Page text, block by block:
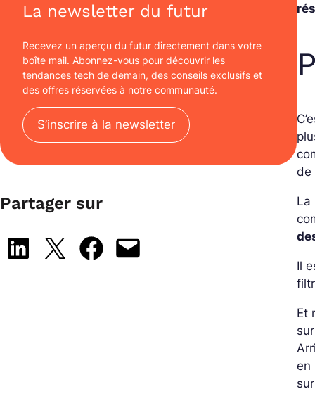
La newsletter du futur
Recevez un aperçu du futur directement dans votre
boîte mail. Abonnez-vous pour découvrir les
tendances tech de demain, des conseils exclusifs et
des offres réservées à notre communauté.
S’inscrire à la newsletter
Partager sur
Share on LinkedIn
Share on X Share on Facebook
Email this Page
de
La
Il
Et
en